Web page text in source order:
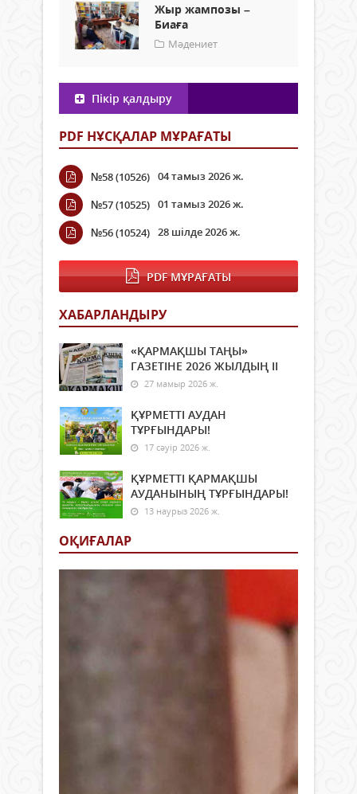
Жыр жампозы –
Биаға
Мәдениет
Пікір қалдыру
PDF НҰСҚАЛАР МҰРАҒАТЫ
№58 (10526) 04 тамыз 2026 ж.
№57 (10525) 01 тамыз 2026 ж.
№56 (10524) 28 шілде 2026 ж.
PDF МҰРАҒАТЫ
ХАБАРЛАНДЫРУ
«ҚАРМАҚШЫ ТАҢЫ»
ГАЗЕТІНЕ 2026 ЖЫЛДЫҢ ІI
27 мамыр 2026 ж.
ҚҰРМЕТТІ АУДАН
ТҰРҒЫНДАРЫ!
17 сәуір 2026 ж.
ҚҰРМЕТТІ ҚАРМАҚШЫ
АУДАНЫНЫҢ ТҰРҒЫНДАРЫ!
13 наурыз 2026 ж.
ОҚИҒАЛАР